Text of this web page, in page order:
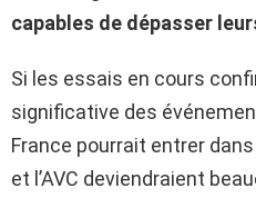
capables de dépasser
Si les essais en cours
significative des
France pourrait entrer
et l’AVC deviendraient